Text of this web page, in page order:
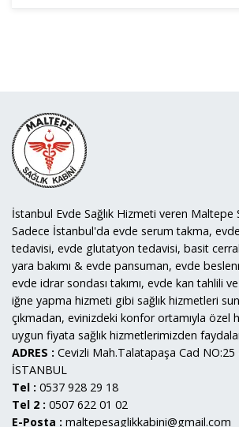
İstanbul Evde Sağlık Hizmeti veren Maltepe
Sadece İstanbul'da evde serum takma,
tedavisi, evde glutatyon tedavisi, basit
yara bakımı & evde pansuman, evde
evde idrar sondası takımı, evde kan tahlili
iğne yapma hizmeti gibi sağlık hizmetleri
çıkmadan, evinizdeki konfor ortamıyla özel
uygun fiyata sağlık hizmetlerimizden
ADRES : Cevizli Mah.Talatapaşa Cad
İSTANBUL
Tel : 0537 928 29 18
Tel 2 : 0507 622 01 02
E-Posta : maltepesaglikkabini@gmail.com